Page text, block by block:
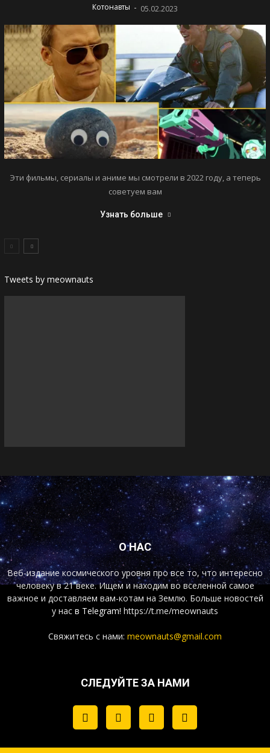
Котонавты - 05.02.2023
Эти фильмы, сериалы и аниме мы смотрели в 2022 году, а теперь
советуем вам
Узнать больше
Tweets by meownauts
О НАС
Веб-издание космического уровня про все то, что интересно
человеку в 21 веке. Ищем и находим во вселенной самое
важное и доставляем вам-котам на Землю. Больше новостей
у нас в Telegram! https://t.me/meownauts
Свяжитесь с нами: meownauts@gmail.com
СЛЕДУЙТЕ ЗА НАМИ